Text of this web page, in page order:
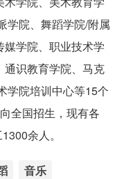
学院、舞蹈学院/附属
学院、职业技术学
识教育学院、马克
学院培训中心等15个
全国招生，现有各
余人。
音乐